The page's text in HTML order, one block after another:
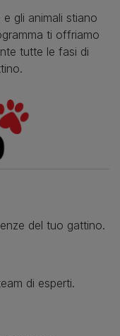
gli animali stiano
ti offriamo
tutte le fasi di
del tuo gattino.
di esperti.